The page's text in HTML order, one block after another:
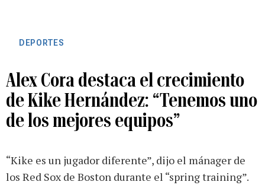
DEPORTES
Alex Cora destaca el crecimiento
de Kike Hernández: “Tenemos uno
de los mejores equipos”
“Kike es un jugador diferente”, dijo el mánager de
los Red Sox de Boston durante el “spring training”.